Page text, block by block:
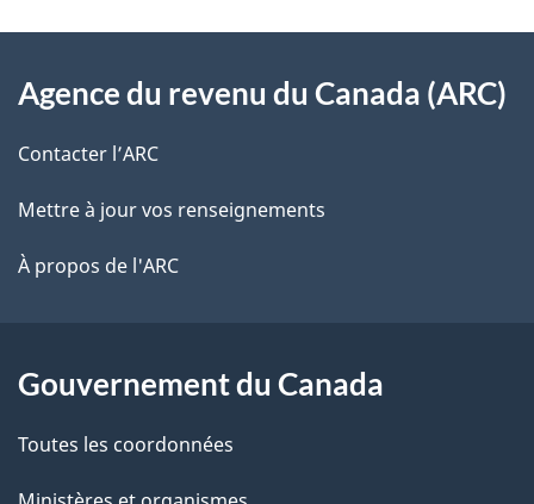
l
s
l
a
a
g
e
o
t
r
e
é
t
a
t
i
propos
de
ce
site
Agence du revenu du Canada (ARC)
Contacter l’ARC
Mettre à jour vos renseignements
À propos de l'ARC
Gouvernement du Canada
Toutes les coordonnées